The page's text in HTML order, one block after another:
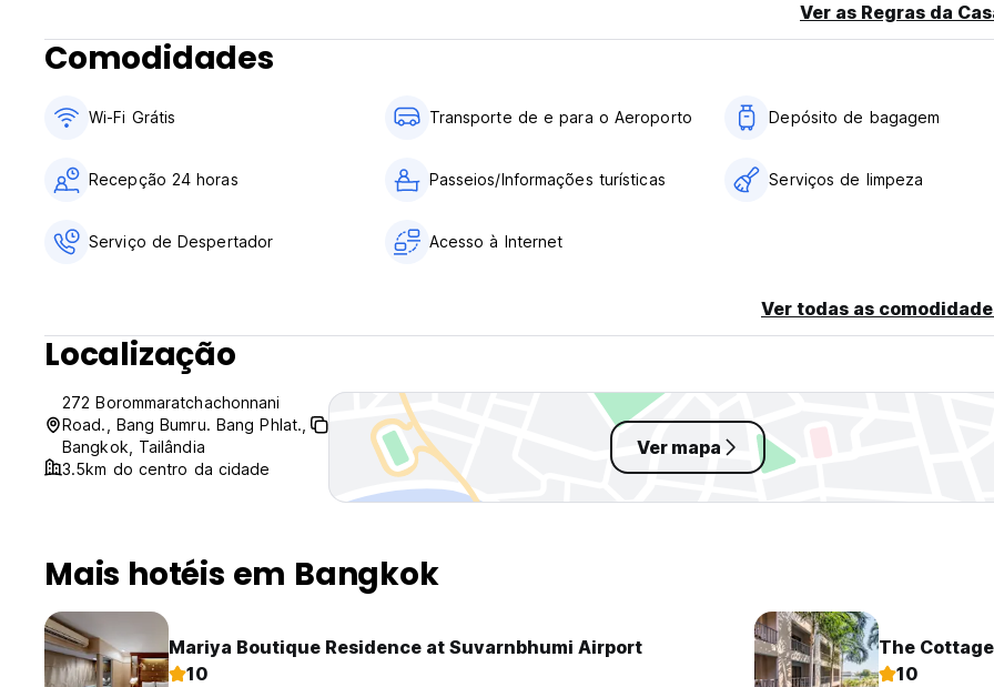
6) O pequeno-almoço não está incluído.
7) Não fumar no quarto, mas temos uma área para fumadores.
Ver as Regras da
Comodidades
Wi-Fi Grátis Transporte de e para o Aeroporto Depósito de bagagem
Recepção 24 horas Passeios/Informações turísticas Serviços de limpeza
Serviço de Despertador Acesso à Internet
Ver todas as
Localização
272 Borommaratchachonnani
Road., Bang Bumru. Bang Phlat.,
Bangkok, Tailândia
3.5km do centro da cidade
Ver mapa
Mais hotéis em Bangkok
Mariya Boutique Residence at Suvarnbhumi Airport
10
The
10